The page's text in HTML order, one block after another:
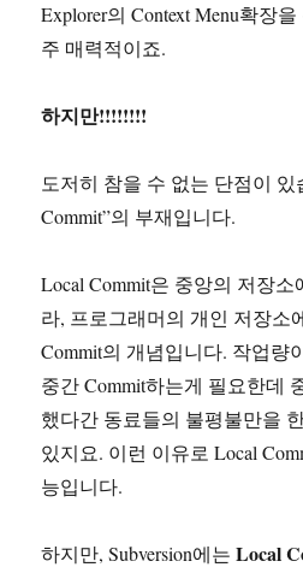
Explorer의 Context Menu확장
주 매력적이죠.
하지만!!!!!!!!
도저히 참을 수 없는 단점이 있
Commit”의 부재입니다.
Local Commit은 중앙의 저장소
라, 프로그래머의 개인 저장소
Commit의 개념입니다. 작업량
중간 Commit하는게 필요한데
했다간 동료들의 불평불만을
있지요. 이런 이유로 Local
능입니다.
하지만, Subversion에는Local